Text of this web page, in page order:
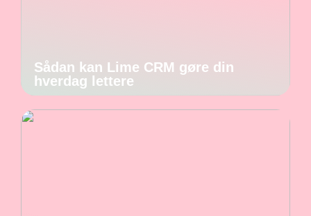
Sådan kan Lime CRM gøre din
hverdag lettere